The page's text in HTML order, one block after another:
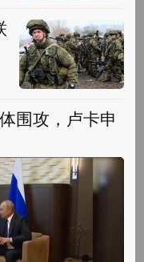
围攻，卢卡申